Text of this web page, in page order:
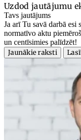
Uzdod jautājumu
Tavs jautājums
Ja arī Tu savā darbā esi
normatīvo aktu
un centīsimies palīdzēt!
Jaunākie raksti